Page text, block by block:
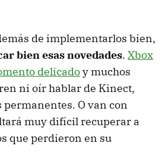
de implementarlos bien,
bien esas novedades. Xbox
delicadoy muchos
ni oír hablar de Kinect,
permanentes. O van con
muy difícil recuperar a
que perdieron en su